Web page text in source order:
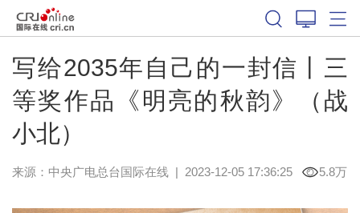
写给2035年自己的一封信丨三
等奖作品《明亮的秋韵》（战
小北）
来源：中央广电总台国际在线| 2023-12-05 17:36:25 5.8万